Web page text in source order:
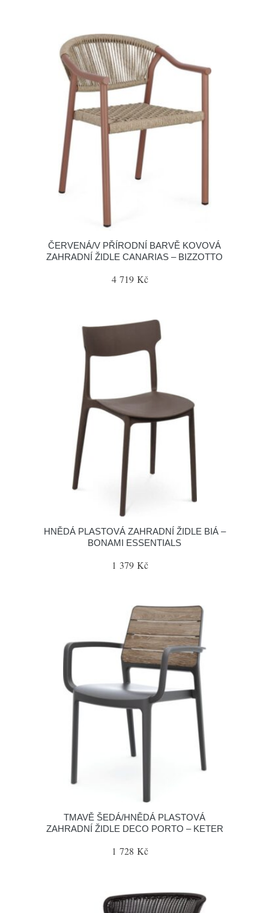
ČERVENÁ/V PŘÍRODNÍ BARVĚ KOVOVÁ
ZAHRADNÍ ŽIDLE CANARIAS – BIZZOTTO
4 719 Kč
HNĚDÁ PLASTOVÁ ZAHRADNÍ ŽIDLE BIÁ –
BONAMI ESSENTIALS
1 379 Kč
TMAVĚ ŠEDÁ/HNĚDÁ PLASTOVÁ
ZAHRADNÍ ŽIDLE DECO PORTO – KETER
1 728 Kč